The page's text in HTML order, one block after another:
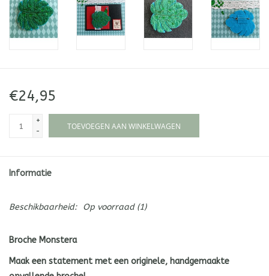
€24,95
+
-
TOEVOEGEN AAN WINKELWAGEN
Informatie
Beschikbaarheid: Op voorraad(1)
Broche Monstera
Maak een statement met een originele, handgemaakte